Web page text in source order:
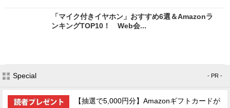
「マイク付きイヤホン」おすすめ6選＆Amazonラ
ンキングTOP10！ Web会...
Special - PR -
【抽選で5,000円分】Amazonギフトカードが